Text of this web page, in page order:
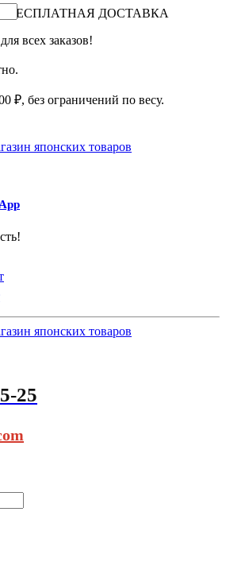
БЕСПЛАТНАЯ ДОСТАВКА
всех заказов!
₽, без ограничений по весу.
25